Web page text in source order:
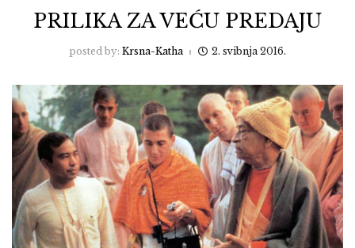
PRILIKA ZA VEĆU PREDAJU
posted by: Krsna-Katha 2. svibnja 2016.